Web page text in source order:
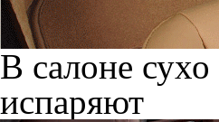
В салоне сухо
испаряют